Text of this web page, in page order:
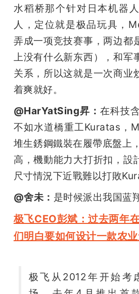
水稻桥那个针对日本机器
人，定位就是极品玩具，
弄成一项竞技赛事，两边都
上没有什么新东西），和军
关系，所以这就是一次商业
着爽就好。
@HarYatSing昇：在科技
不如水道橋重工Kuratas，
堆生銹鋼鐵裝在履帶底盤上
高，機動能力大打折扣，設
尺寸情況下近戰難以打敗
@舍未： 是时候派出我国蓝
极飞CEO彭斌：过去两年
们明白要如何设计一款农
极飞从2012年开始考